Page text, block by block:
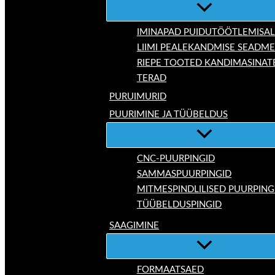
IMINAPAD
LIIMI PEALEKANDMISE
RIEPE TOOTED
TERAD
PURUIMURID
PUURIMINE JA TÜÜBELDUS
CNC-PUURPINGID
SAMMASPUURPINGID
MITMESPINDLILISED
TÜÜBELDUSPINGID
SAAGIMINE
FORMAATSAED